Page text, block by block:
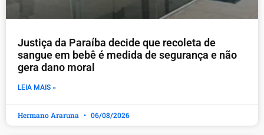
Justiça da Paraíba decide que recoleta de
sangue em bebê é medida de segurança e não
gera dano moral
LEIA MAIS »
Hermano Araruna 06/08/2026